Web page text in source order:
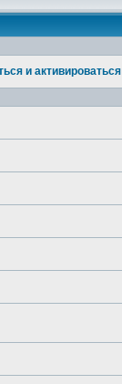
и активироваться